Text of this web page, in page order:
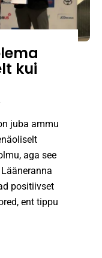
kui
juba ammu
aga see
positiivset
ent tippu